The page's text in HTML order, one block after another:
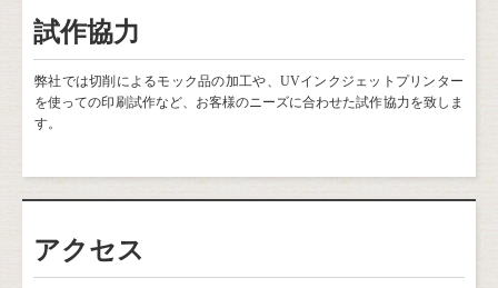
試作協力
弊社では切削によるモック品の加工や、UVインクジェットプリンター
を使っての印刷試作など、お客様のニーズに合わせた試作協力を致しま
す。
アクセス